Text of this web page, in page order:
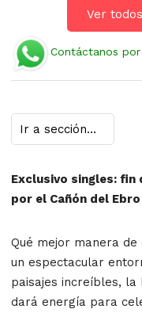
Ver
Contáctanos
Exclusivo singles: fin
por el Cañón del Ebro
Qué mejor manera
un espectacular
paisajes increíbles,
dará energía para